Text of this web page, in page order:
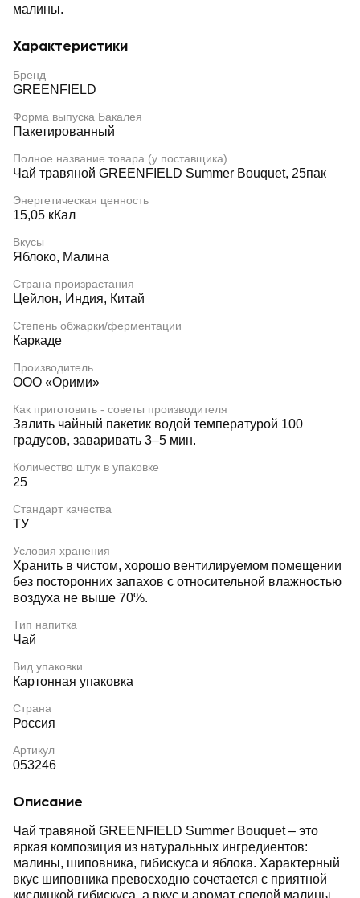
малины.
Характеристики
Бренд
GREENFIELD
Форма выпуска Бакалея
Пакетированный
Полное название товара (у поставщика)
Чай травяной GREENFIELD Summer Bouquet, 25пак
Энергетическая ценность
15,05 кКал
Вкусы
Яблоко, Малина
Страна произрастания
Цейлон, Индия, Китай
Степень обжарки/ферментации
Каркаде
Производитель
ООО «Орими»
Как приготовить - советы производителя
Залить чайный пакетик водой температурой 100
градусов, заваривать 3–5 мин.
Количество штук в упаковке
25
Стандарт качества
ТУ
Условия хранения
Хранить в чистом, хорошо вентилируемом помещении
без посторонних запахов с относительной влажностью
воздуха не выше 70%.
Тип напитка
Чай
Вид упаковки
Картонная упаковка
Страна
Россия
Артикул
053246
Описание
Чай травяной GREENFIELD Summer Bouquet – это
яркая композиция из натуральных ингредиентов:
малины, шиповника, гибискуса и яблока. Характерный
вкус шиповника превосходно сочетается с приятной
кислинкой гибискуса, а вкус и аромат спелой малины